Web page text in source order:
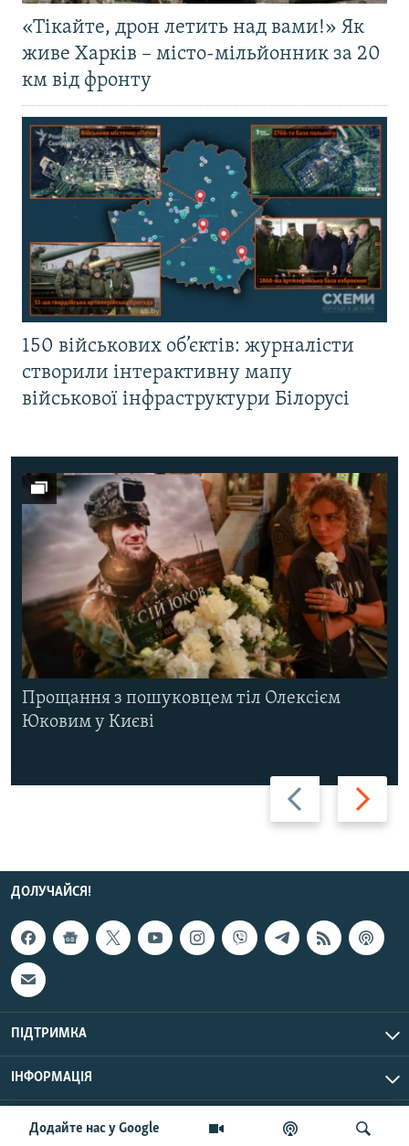
Додайте нас у Google
«Тікайте, дрон летить над вами!» Як
живе Харків – місто-мільйонник за 20
км від фронту
150 військових об’єктів: журналісти
створили інтерактивну мапу
військової інфраструктури Білорусі
Назад Вперед
Прощання з пошуковцем тіл Олексієм
Юковим у Києві
ДОЛУЧАЙСЯ!
ПІДТРИМКА
ІНФОРМАЦІЯ
© Радіо Свобода, 2026 | Усі права застережено.
UTC+3